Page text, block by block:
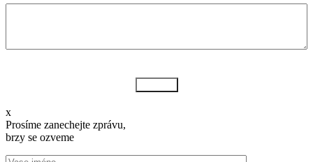
x
Prosíme zanechejte zprávu,
brzy se ozveme